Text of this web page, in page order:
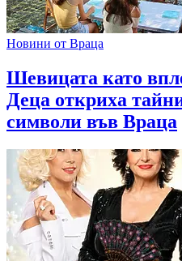
Новини от Враца
Шевицата като
Деца откриха
символи във Враца